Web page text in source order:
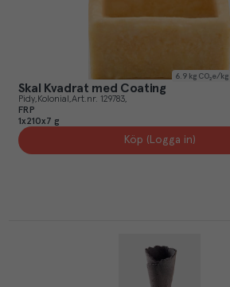
6.9 kg CO₂e/kg
Skal Kvadrat med Coating
Pidy Kolonial Art.nr. 129783
FRP
1x210x7 g
Köp (Logga in)